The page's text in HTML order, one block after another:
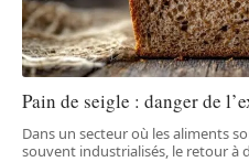
Pain de seigle : danger de
Dans un secteur où les aliments
souvent industrialisés, le retour à